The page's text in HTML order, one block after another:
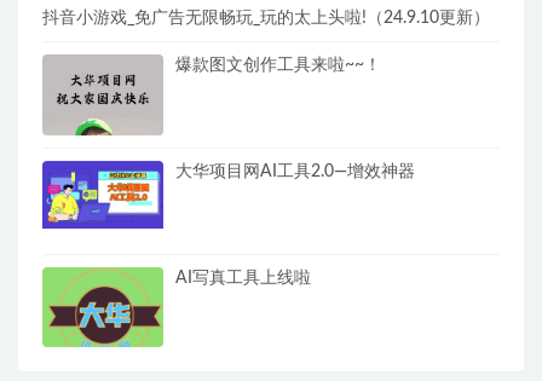
抖音小游戏_免广告无限畅玩_玩的太上头啦!（24.9.10更新）
爆款图文创作工具来啦~~！
大华项目网AI工具2.0—增效神器
AI写真工具上线啦